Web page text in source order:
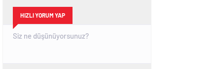
HIZLI YORUM YAP